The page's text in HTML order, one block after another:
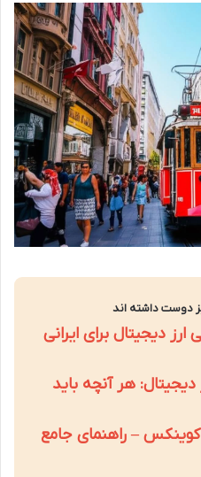
دوست داشته اند
دیجیتال برای ایرانی
دیجیتال: هر آنچه باید
– راهنمای جامع